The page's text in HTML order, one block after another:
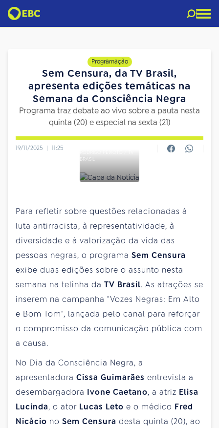
Programação
Sem Censura, da TV Brasil,
apresenta edições temáticas na
Semana da Consciência Negra
Programa traz debate ao vivo sobre a pauta nesta
quinta (20) e especial na sexta (21)
19/11/2025 | 11:25
BRASIL
Para refletir sobre questões relacionadas à
luta antirracista, à representatividade, à
diversidade e à valorização da vida das
pessoas negras, o programa Sem Censura
exibe duas edições sobre o assunto nesta
semana na telinha da TV Brasil. As atrações se
inserem na campanha "Vozes Negras: Em Alto
e Bom Tom", lançada pelo canal para reforçar
o compromisso da comunicação pública com
a causa.
No Dia da Consciência Negra, a
apresentadora Cissa Guimarães entrevista a
desembargadora Ivone Caetano, a atriz Elisa
Lucinda, o ator Lucas Leto e o médico Fred
Nicácio no Sem Censura desta quinta (20), ao